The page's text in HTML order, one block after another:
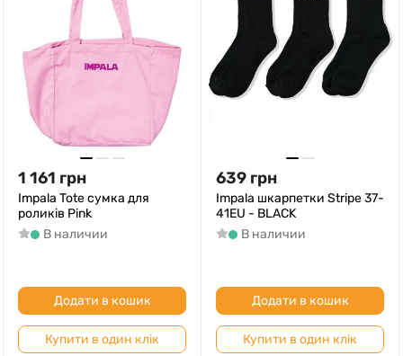
1 161 грн
Impala Tote сумка для
роликів Pink
В наличии
Додати в кошик
Купити в один клік
639 грн
Impala шкарпетки Stripe 37-
41EU - BLACK
В наличии
Додати в кошик
Купити в один клік